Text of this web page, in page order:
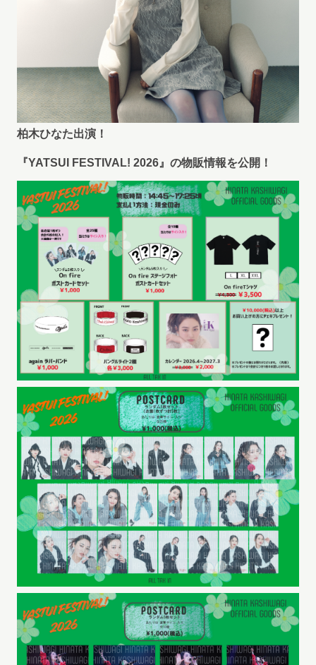
柏木ひなた出演！
『YATSUI FESTIVAL! 2026』の物販情報を公開！